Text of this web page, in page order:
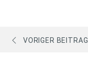
VORIGER BEITRAG